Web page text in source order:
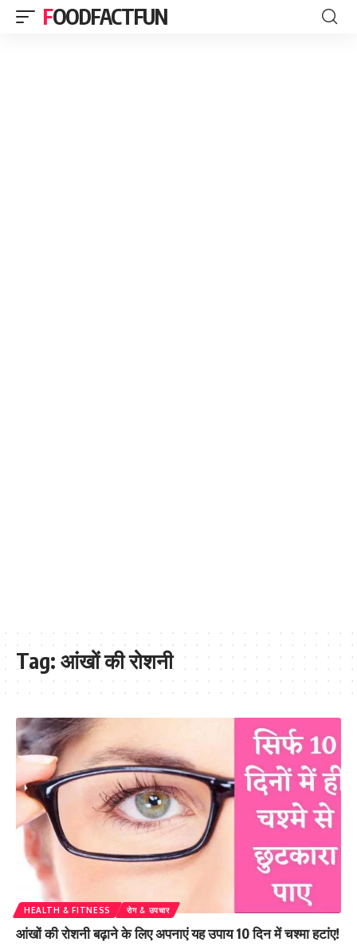
FOODFACTFUN
Tag: आंखों की रोशनी
HEALTH & FITNESS रोग & उपचार
आंखों की रोशनी बढ़ाने के लिए अपनाएं यह उपाय 10 दिन में चश्मा हटांए!